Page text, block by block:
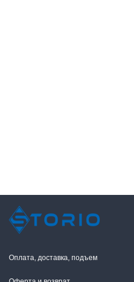
Оплата, доставка, подъем